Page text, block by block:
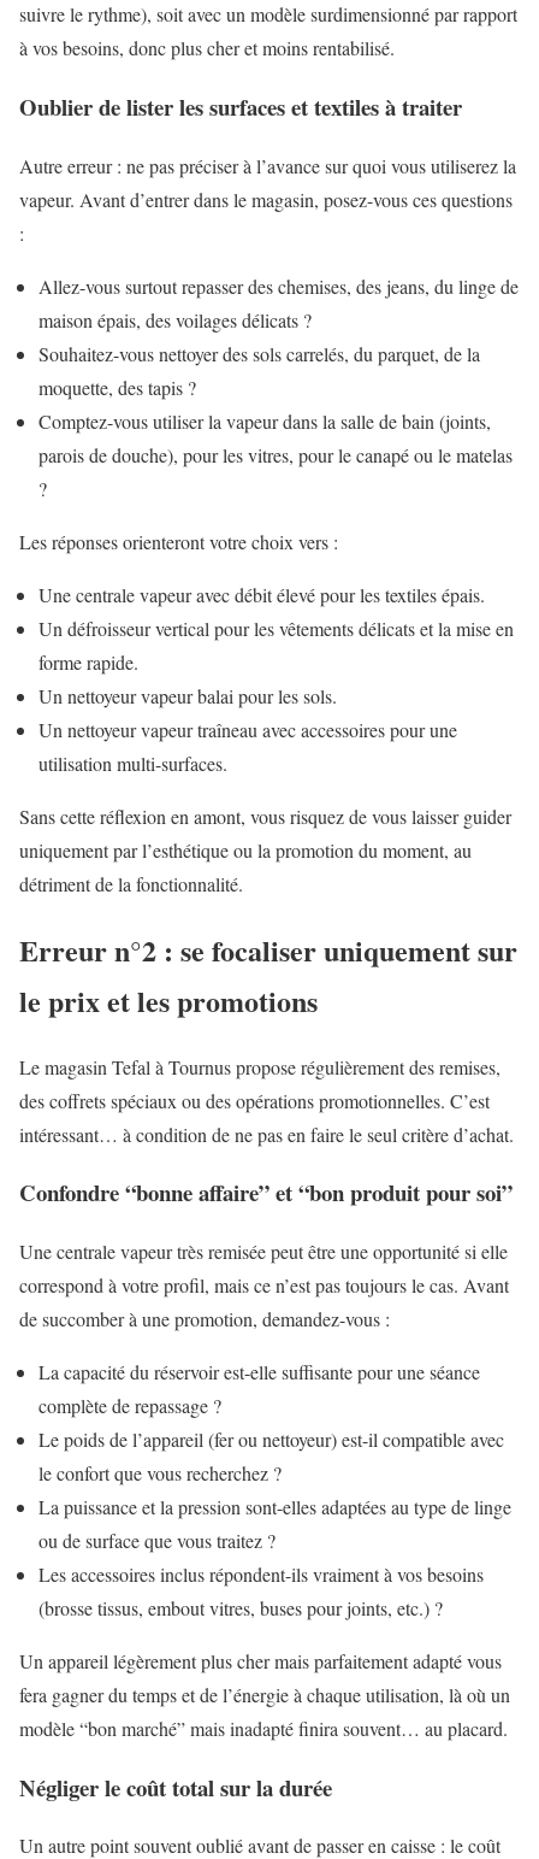
suivre le rythme), soit avec un modèle surdimensionné par rapport
à vos besoins, donc plus cher et moins rentabilisé.
Oublier de lister les surfaces et textiles à traiter
Autre erreur : ne pas préciser à l’avance sur quoi vous utiliserez la
vapeur. Avant d’entrer dans le magasin, posez-vous ces questions
:
Allez-vous surtout repasser des chemises, des jeans, du linge de
maison épais, des voilages délicats ?
Souhaitez-vous nettoyer des sols carrelés, du parquet, de la
moquette, des tapis ?
Comptez-vous utiliser la vapeur dans la salle de bain (joints,
parois de douche), pour les vitres, pour le canapé ou le matelas
?
Les réponses orienteront votre choix vers :
Une centrale vapeur avec débit élevé pour les textiles épais.
Un défroisseur vertical pour les vêtements délicats et la mise en
forme rapide.
Un nettoyeur vapeur balai pour les sols.
Un nettoyeur vapeur traîneau avec accessoires pour une
utilisation multi-surfaces.
Sans cette réflexion en amont, vous risquez de vous laisser guider
uniquement par l’esthétique ou la promotion du moment, au
détriment de la fonctionnalité.
Erreur n°2 : se focaliser uniquement sur
le prix et les promotions
Le magasin Tefal à Tournus propose régulièrement des remises,
des coffrets spéciaux ou des opérations promotionnelles. C’est
intéressant… à condition de ne pas en faire le seul critère d’achat.
Confondre “bonne affaire” et “bon produit pour soi”
Une centrale vapeur très remisée peut être une opportunité si elle
correspond à votre profil, mais ce n’est pas toujours le cas. Avant
de succomber à une promotion, demandez-vous :
La capacité du réservoir est-elle suffisante pour une séance
complète de repassage ?
Le poids de l’appareil (fer ou nettoyeur) est-il compatible avec
le confort que vous recherchez ?
La puissance et la pression sont-elles adaptées au type de linge
ou de surface que vous traitez ?
Les accessoires inclus répondent-ils vraiment à vos besoins
(brosse tissus, embout vitres, buses pour joints, etc.) ?
Un appareil légèrement plus cher mais parfaitement adapté vous
fera gagner du temps et de l’énergie à chaque utilisation, là où un
modèle “bon marché” mais inadapté finira souvent… au placard.
Négliger le coût total sur la durée
Un autre point souvent oublié avant de passer en caisse : le coût